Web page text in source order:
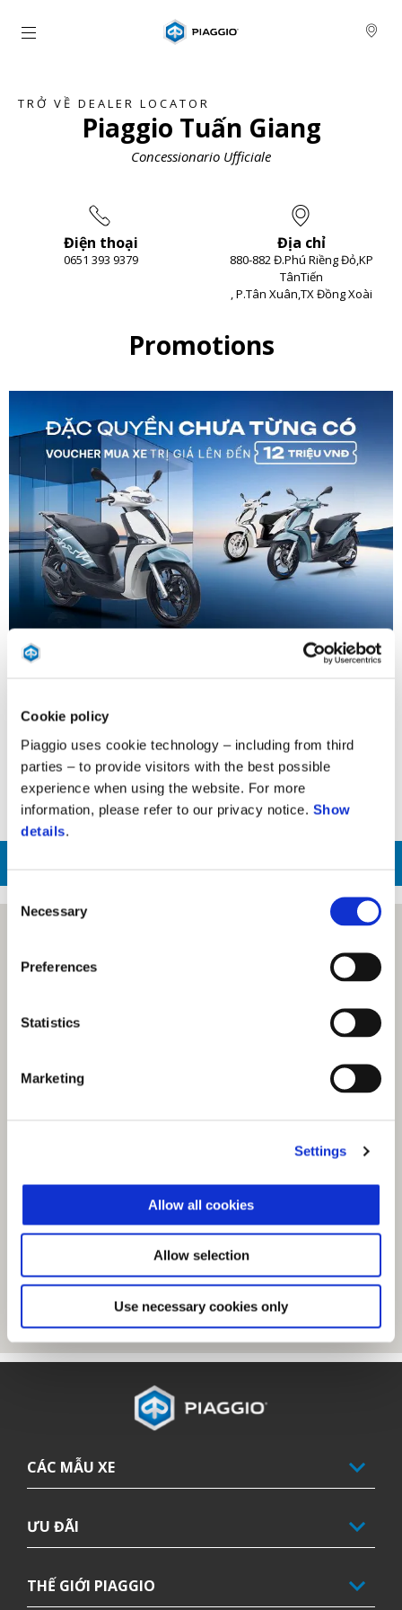
Cookie policy
Piaggio uses cookie technology – including from third
parties – to provide visitors with the best possible
experience when using the website. For more
information, please refer to our privacy notice. Show
details.
Selection
Necessary
Preferences
Statistics
Marketing
Settings
Allow all cookies
Allow selection
Use necessary cookies only
Đi đến bảng tin chính
TRỞ VỀ DEALER LOCATOR
Piaggio Tuấn Giang
Concessionario Ufficiale
Điện thoại
0651 393 9379
Địa chỉ
880-882 Đ.Phú Riềng Đỏ,KP
TânTiến
, P.Tân Xuân,TX Đồng Xoài
Promotions
ƯU ĐÃI THÁNG 8: SỞ HỮU PIAGGIO LIBERTY VỚI
VOUCHER ĐẾN 12 TRIỆU ĐỒNG
Tổng số lượng tem Kỳ đầu tiên
CÁC MẪU XE
ƯU ĐÃI
THẾ GIỚI PIAGGIO